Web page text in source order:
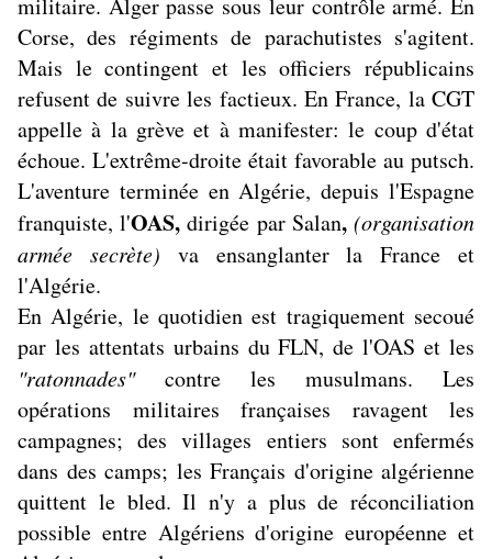
Corse, des régiments de parachutistes s'agitent.
Mais le contingent et les officiers républicains
refusent de suivre les factieux. En France, la CGT
appelle à la grève et à manifester: le coup d'état
échoue. L'extrême-droite était favorable au putsch.
L'aventure terminée en Algérie, depuis l'Espagne
franquiste, l'OAS,dirigée par Salan, (organisation
armée secrète) va ensanglanter la France et
l'Algérie.
En Algérie, le quotidien est tragiquement secoué
par les attentats urbains du FLN, de l'OAS et les
"ratonnades"contre les musulmans. Les
opérations militaires françaises ravagent les
campagnes; des villages entiers sont enfermés
dans des camps; les Français d'origine algérienne
quittent le bled. Il n'y a plus de réconciliation
possible entre Algériens d'origine européenne et